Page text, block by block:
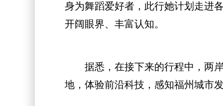
身为舞蹈爱好者，此行她计划走进
开阔眼界、丰富认知。
据悉，在接下来的行程中，两岸
地，体验前沿科技，感知福州城市